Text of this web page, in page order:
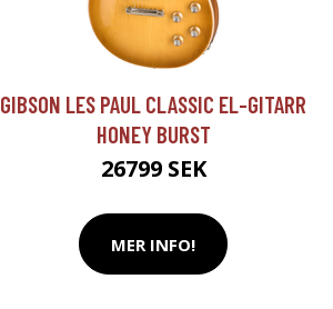
GIBSON LES PAUL CLASSIC EL-GITARR
HONEY BURST
26799 SEK
MER INFO!